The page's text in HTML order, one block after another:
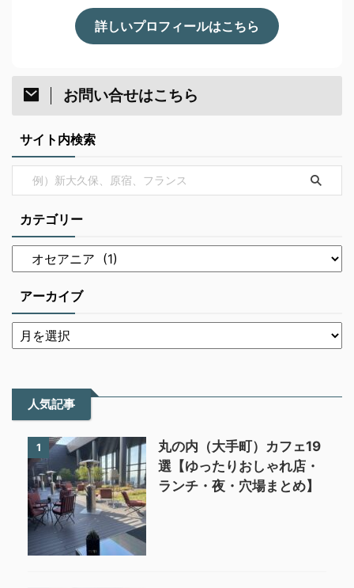
詳しいプロフィールはこちら
お問い合せはこちら
サイト内検索
カテゴリー
アーカイブ
人気記事
1
丸の内（大手町）カフェ19
選【ゆったりおしゃれ店・
ランチ・夜・穴場まとめ】